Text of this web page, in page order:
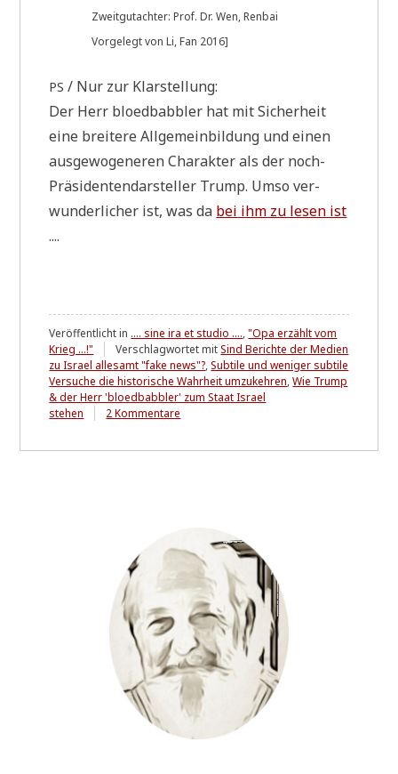
Zweit­gut­ach­ter: Prof. Dr. Wen, Renbai
Vor­ge­legt von Li, Fan 2016]
PS / Nur zur Klarstellung:
Der Herr bloed­bab­b­ler hat mit Sicher­heit
eine brei­te­re All­ge­mein­bil­dung und einen
aus­ge­wo­ge­ne­ren Cha­rak­ter als der noch-
Prä­si­den­ten­dar­stel­ler Trump. Umso ver­
wun­der­li­cher ist, was da bei ihm zu lesen ist
....
Veröffentlicht in .... sine ira et studio ....,"Opa erzählt vom
Krieg ...!"
Verschlagwortet mitSind Berichte der Medien
zu Israel allesamt "fake news"?,Subtile und weniger subtile
Versuche die historische Wahrheit umzukehren,Wie Trump
& der Herr 'bloedbabbler' zum Staat Israel
stehen
2 Kommentare